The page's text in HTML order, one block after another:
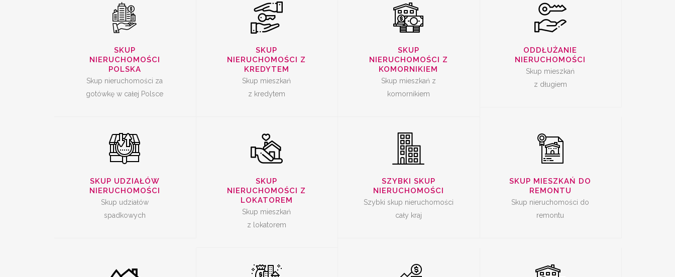
SKUP
NIERUCHOMOŚCI
POLSKA
Skup nieruchomości za
gotówkę w całej Polsce
SKUP
NIERUCHOMOŚCI Z
KREDYTEM
Skup mieszkań
z kredytem
SKUP
NIERUCHOMOŚCI Z
KOMORNIKIEM
Skup mieszkań z
komornikiem
ODDŁUŻANIE
NIERUCHOMOŚCI
Skup mieszkań
z długiem
SKUP UDZIAŁÓW
NIERUCHOMOŚCI
Skup udziałów
spadkowych
SKUP UDZIAŁÓW W
NIERUCHOMOŚCI
SKUP
NIERUCHOMOŚCI Z
LOKATOREM
Skup mieszkań
z lokatorem
SPRZEDAŻ
MIESZKANIA Z
LOKATOREM
SZYBKI SKUP
NIERUCHOMOŚCI
Szybki skup nieruchomości
cały kraj
SZYBKA SPRZEDAŻ
MIESZKANIA
SKUP MIESZKAŃ DO
REMONTU
Skup nieruchomości do
remontu
SKUP LOKALI DO
REMONTU
SKUP SPALONYCH
NIERUCHOMOŚCI
NIERUCHOMOŚCI Z
PROBLEMAMI
NIERUCHOMOŚCI
ZA GOTÓWKĘ
SKUP MIESZKAŃ